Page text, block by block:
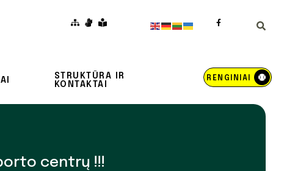
STRUKTŪRA IR
KONTAKTAI
RENGINIAI
centrų !!!